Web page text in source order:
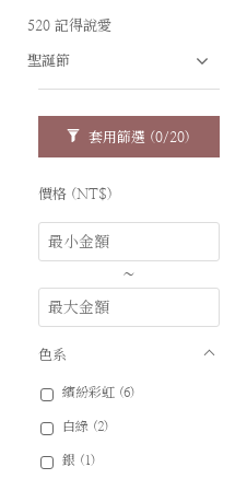
520 記得說愛
聖誕節
套用篩選 (0/20)
價格 (NT$)
~
色系
繽紛彩虹 (6)
白綠 (2)
銀 (1)